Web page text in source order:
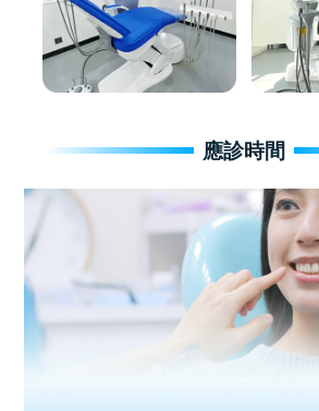
應診時間